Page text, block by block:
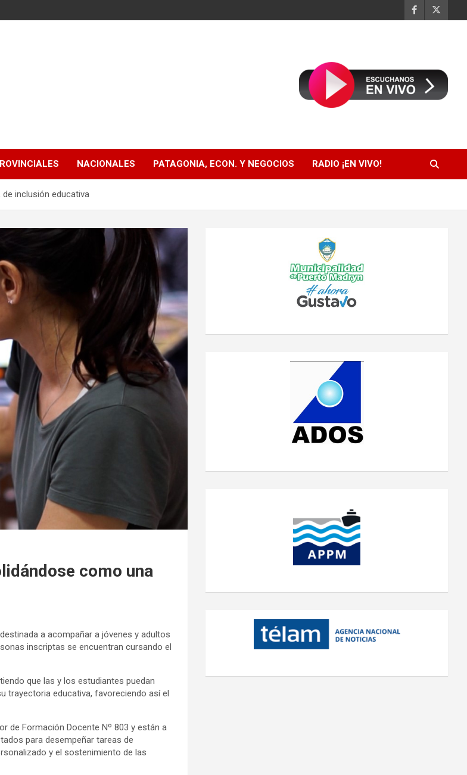
NACIONALES PATAGONIA, ECON. Y NEGOCIOS RADIO ¡EN VIVO!
inclusión educativa
como una
a acompañar a jóvenes y adultos
inscriptas se encuentran cursando el
que las y los estudiantes puedan
trayectoria educativa, favoreciendo así el
de Formación Docente Nº 803 y están a
para desempeñar tareas de
y el sostenimiento de las